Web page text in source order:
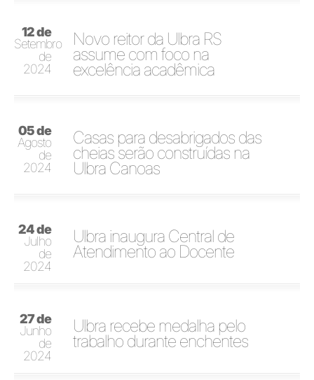
12 de
Setembro
de
2024
Novo reitor da Ulbra RS
assume com foco na
excelência acadêmica
05 de
Agosto
de
2024
Casas para desabrigados das
cheias serão construídas na
Ulbra Canoas
24 de
Julho
de
2024
Ulbra inaugura Central de
Atendimento ao Docente
27 de
Junho
de
2024
Ulbra recebe medalha pelo
trabalho durante enchentes